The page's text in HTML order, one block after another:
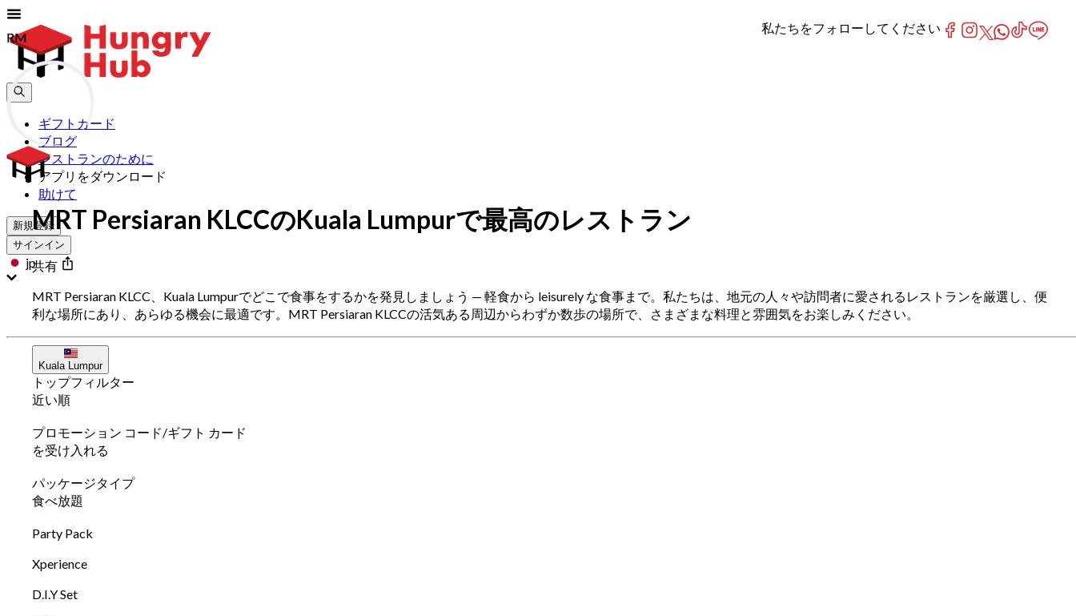
ギフトカード
ブログ
レストランのために
アプリをダウンロード
助けて
新規登録
サインイン
jp
MRT Persiaran KLCCのKuala Lumpurで最高のレストラン
共有
MRT Persiaran KLCC、Kuala Lumpurでどこで食事をするかを発見しましょう — 軽食から leisurely な食事まで。私たちは、地元の人々や訪問者に愛されるレストランを厳選し、便
利な場所にあり、あらゆる機会に最適です。MRT Persiaran KLCCの活気ある周辺からわずか数歩の場所で、さまざまな料理と雰囲気をお楽しみください。
Kuala Lumpur
トップフィルター
近い順
プロモーション コード/ギフト カード
を受け入れる
パッケージタイプ
食べ放題
Party Pack
Xperience
D.I.Y Set
RM
RM
私たちをフォローしてください